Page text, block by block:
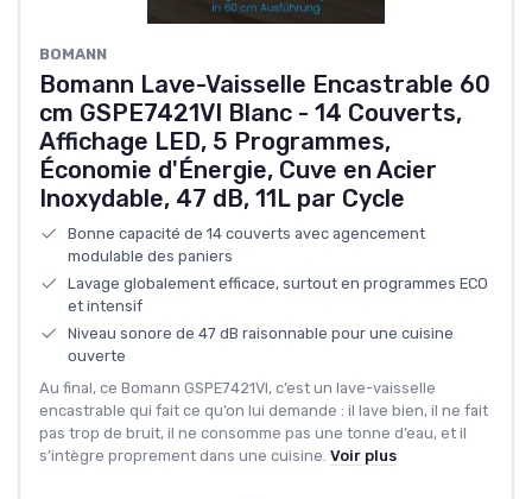
BOMANN
Bomann Lave-Vaisselle Encastrable 60
cm GSPE7421VI Blanc - 14 Couverts,
Affichage LED, 5 Programmes,
Économie d'Énergie, Cuve en Acier
Inoxydable, 47 dB, 11L par Cycle
Bonne capacité de 14 couverts avec agencement
modulable des paniers
Lavage globalement efficace, surtout en programmes ECO
et intensif
Niveau sonore de 47 dB raisonnable pour une cuisine
ouverte
Au final, ce Bomann GSPE7421VI, c’est un lave-vaisselle
encastrable qui fait ce qu’on lui demande : il lave bien, il ne fait
pas trop de bruit, il ne consomme pas une tonne d’eau, et il
s’intègre proprement dans une cuisine. Voir plus